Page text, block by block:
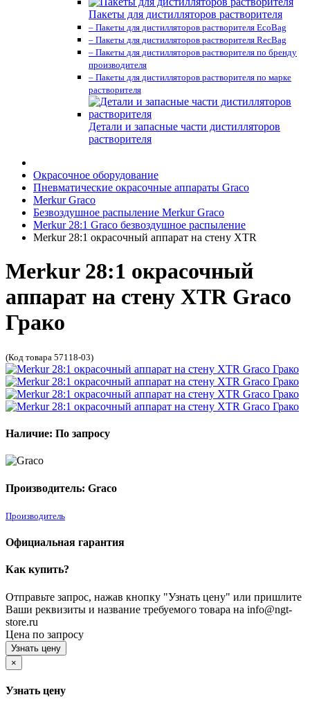
Пакеты для дистилляторов растворителя
– Пакеты для дистилляторов растворителя EcoBag
– Пакеты для дистилляторов растворителя RecBag
– Пакеты для дистилляторов растворителя по бренду
производителя
– Пакеты для дистилляторов растворителя по марке
растворителя
Детали и запасные части дистилляторов
растворителя
Окрасочное оборудование
Пневматические окрасочные аппараты Graco
Merkur Graco
Безвоздушное распыление Merkur Graco
Merkur 28:1 Graco безвоздушное распыление
Merkur 28:1 окрасочный аппарат на стену XTR
Merkur 28:1 окрасочный
аппарат на стену XTR Graco
Грако
(Код товара 57118-03)
Наличие: По запросу
Производитель: Graco
Производитель
Официальная гарантия
Как купить?
Отправьте запрос, нажав кнопку "Узнать цену" или пришлите
Ваши реквизиты и название требуемого товара на info@ngt-
store.ru
Цена по запросу
Узнать цену
×
Узнать цену